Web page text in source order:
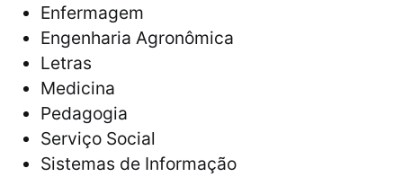
Enfermagem
Engenharia Agronômica
Letras
Medicina
Pedagogia
Serviço Social
Sistemas de Informação